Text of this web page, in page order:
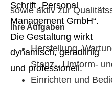
sowie aktiv zur
Ihre Aufgaben
Herstellung,
Stanz-, Umform-
Einrichten und